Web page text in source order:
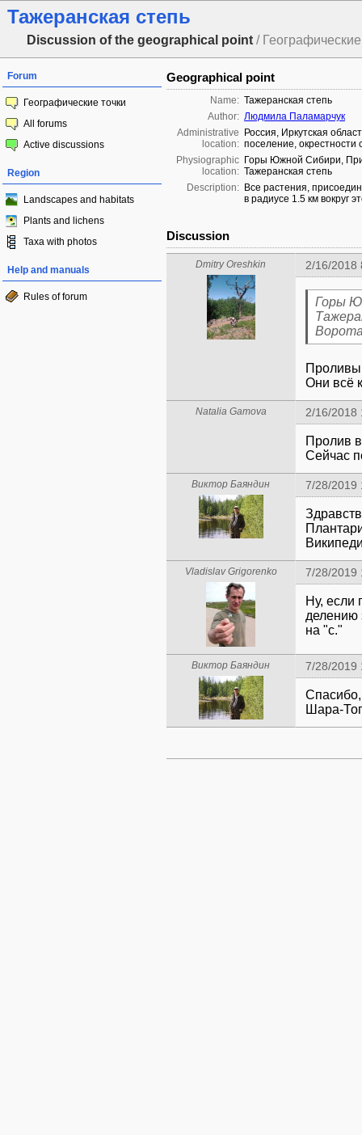
Тажеранская степь
Discussion of the geographical point /
Forum
Географические точки
All forums
Active discussions
Region
Landscapes and habitats
Plants and lichens
Taxa with photos
Help and manuals
Rules of forum
Geographical point
Name: Тажеранская степь
Author: Людмила Паламарчук
Administrative
location:
Россия, Иркутская
поселение, окрестности
Physiographic
location:
Горы Южной Сибири,
Тажеранская степь
Description: Все растения,
в радиусе 1.5 км вокруг
Discussion
Dmitry Oreshkin 2/16/2018
Горы
Проливы
Они всё
Natalia Gamova 2/16/2018
Пролив
Сейчас
Виктор Баяндин 7/28/2019
Vladislav Grigorenko 7/28/2019
Ну, если
делению
на "с."
Виктор Баяндин 7/28/2019
Шара-